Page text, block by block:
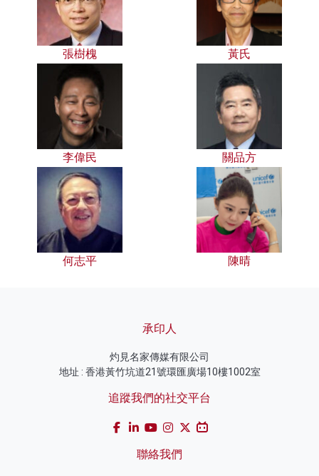
張樹槐 黃氏
李偉民 關品方
何志平 陳晴
承印人
灼見名家傳媒有限公司
地址 : 香港黃竹坑道21號環匯廣場10樓1002室
追蹤我們的社交平台
聯絡我們